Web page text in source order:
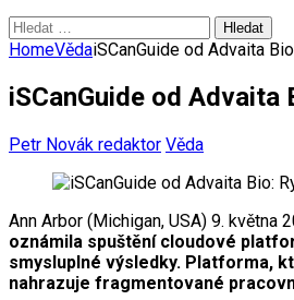
Vyhledávání
HomeVědaiSCanGuide od Advaita
iSCanGuide od Advaita
Petr Novák redaktor Věda
Ann Arbor (Michigan, USA) 9. května
oznámila spuštění cloudové
smysluplné výsledky. Platforma,
nahrazuje fragmentované